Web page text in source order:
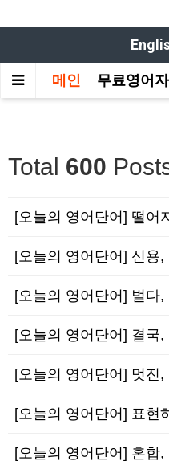
메인 무료영어
Total 600
[오늘의 영어단어] 떨어
[오늘의 영어단어] 신용
[오늘의 영어단어] 벌다,
[오늘의 영어단어] 결국,
[오늘의 영어단어] 멋진,
[오늘의 영어단어] 표현
[오늘의 영어단어] 혼합